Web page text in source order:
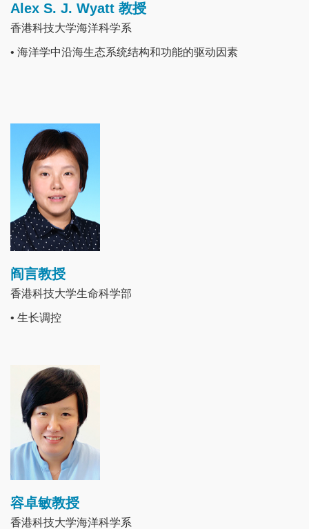
Alex S. J. Wyatt 教授
香港科技大学海洋科学系
• 海洋学中沿海生态系统结构和功能的驱动因素
Image
阎言教授
香港科技大学生命科学部
• 生长调控
Image
容卓敏教授
香港科技大学海洋科学系